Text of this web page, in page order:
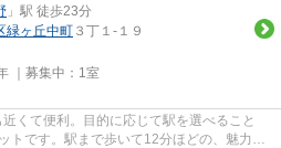
」駅 徒歩23分
緑ヶ丘中町 ３丁１-１９
｜募集中： 1室
くて便利。目的に応じて駅を選べること
トです。駅まで歩いて12分ほどの、魅力的